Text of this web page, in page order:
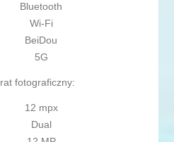
Bluetooth
Wi-Fi
BeiDou
5G
fotograficzny:
12 mpx
Dual